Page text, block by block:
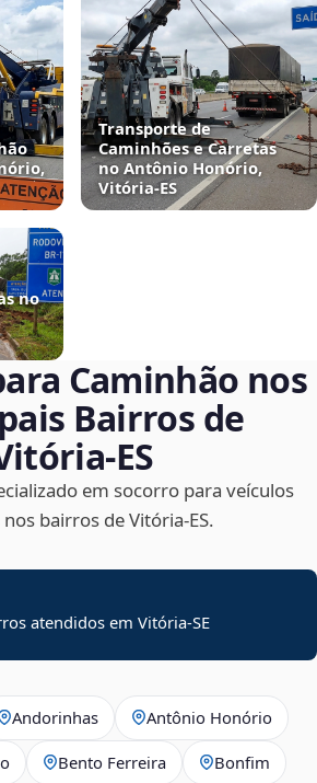
Transporte de
Caminhões e Carretas
no Antônio Honório,
Vitória‑ES
no
Caminhão nos
Bairros de
em socorro para veículos
bairros de Vitória‑ES.
atendidos em Vitória-SE
Andorinhas Antônio Honório
Bento Ferreira Bonfim